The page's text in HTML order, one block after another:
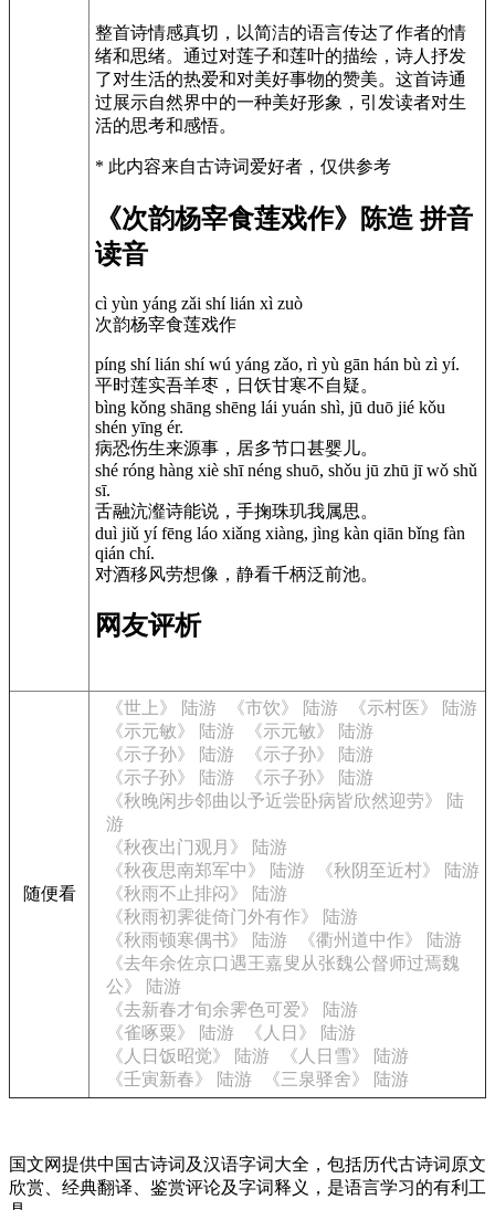
整首诗情感真切，以简洁的语言传达了作者的情
绪和思绪。通过对莲子和莲叶的描绘，诗人抒发
了对生活的热爱和对美好事物的赞美。这首诗通
过展示自然界中的一种美好形象，引发读者对生
活的思考和感悟。
* 此内容来自古诗词爱好者，仅供参考
《次韵杨宰食莲戏作》陈造 拼音
读音
cì yùn yáng zǎi shí lián xì zuò
次韵杨宰食莲戏作
píng shí lián shí wú yáng zǎo, rì yù gān hán bù zì yí.
平时莲实吾羊枣，日饫甘寒不自疑。
bìng kǒng shāng shēng lái yuán shì, jū duō jié kǒu
shén yīng ér.
病恐伤生来源事，居多节口甚婴儿。
shé róng hàng xiè shī néng shuō, shǒu jū zhū jī wǒ shǔ
sī.
舌融沆瀣诗能说，手掬珠玑我属思。
duì jiǔ yí fēng láo xiǎng xiàng, jìng kàn qiān bǐng fàn
qián chí.
对酒移风劳想像，静看千柄泛前池。
网友评析
随便看
《世上》 陆游 《市饮》 陆游
《示村医》 陆游
《示元敏》 陆游
《示元敏》 陆游
《示子孙》 陆游
《示子孙》 陆游
《示子孙》 陆游
《示子孙》 陆游
《秋晚闲步邻曲以予近尝卧病皆欣然迎劳》 陆
游
《秋夜出门观月》 陆游
《秋夜思南郑军中》 陆游
《秋阴至近村》 陆游
《秋雨不止排闷》 陆游
《秋雨初霁徙倚门外有作》 陆游
《秋雨顿寒偶书》 陆游
《衢州道中作》 陆游
《去年余佐京口遇王嘉叟从张魏公督师过焉魏
公》 陆游
《去新春才旬余霁色可爱》 陆游
《雀啄粟》 陆游
《人日》 陆游
《人日饭昭觉》 陆游
《人日雪》 陆游
《壬寅新春》 陆游
《三泉驿舍》 陆游
国文网提供中国古诗词及汉语字词大全，包括历代古诗词原文
欣赏、经典翻译、鉴赏评论及字词释义，是语言学习的有利工